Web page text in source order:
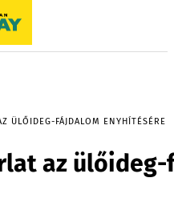
ÜLŐIDEG-FÁJDALOM ENYHÍTÉSÉRE
az